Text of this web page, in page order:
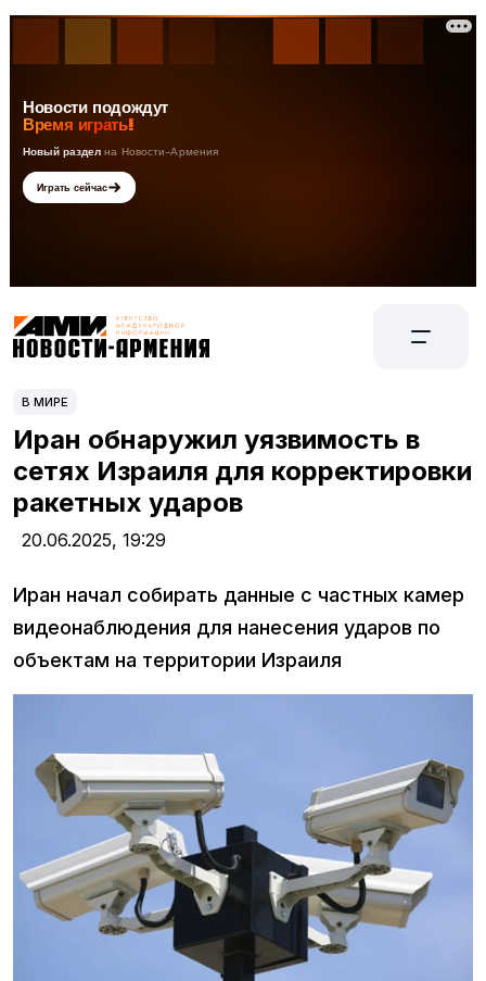
В МИРЕ
Иран обнаружил уязвимость в
сетях Израиля для корректировки
ракетных ударов
20.06.2025, 19:29
Иран начал собирать данные с частных камер
видеонаблюдения для нанесения ударов по
объектам на территории Израиля